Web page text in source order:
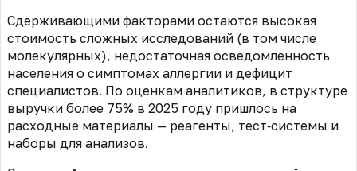
Сдерживающими факторами остаются высокая
стоимость сложных исследований (в том числе
молекулярных), недостаточная осведомленность
населения о симптомах аллергии и дефицит
специалистов. По оценкам аналитиков, в структуре
выручки более 75% в 2025 году пришлось на
расходные материалы — реагенты, тест‑системы и
наборы для анализов.